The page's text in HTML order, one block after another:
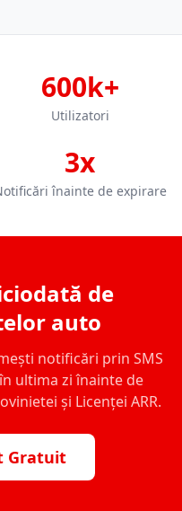
600k+
Utilizatori
3x
înainte de expirare
de
auto
notificări prin SMS
ultima zi înainte de
și Licenței ARR.
Gratuit